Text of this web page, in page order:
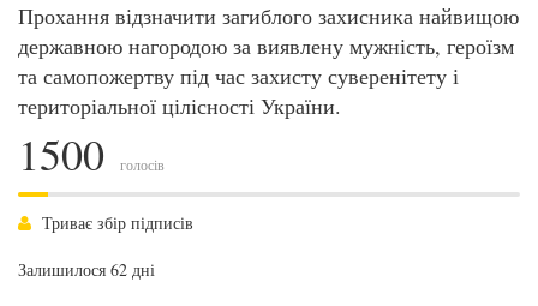
Прохання відзначити загиблого захисника найвищою
державною нагородою за виявлену мужність, героїзм
та самопожертву під час захисту суверенітету і
територіальної цілісності України.
1500 голосів
Триває збір підписів
Залишилося 62 дні